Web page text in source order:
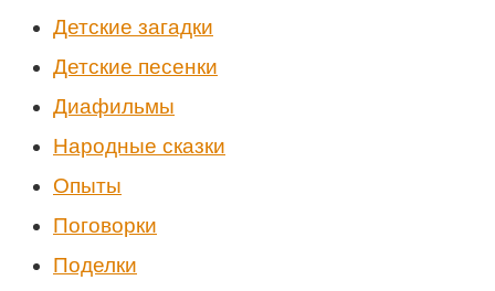
Детские загадки
Детские песенки
Диафильмы
Народные сказки
Опыты
Поговорки
Поделки